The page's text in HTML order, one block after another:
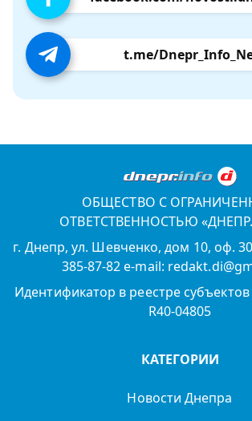
t.me/
ОБЩЕСТВО С
ОТВЕТСТВЕННОСТЬЮ
г. Днепр, ул. Шевченко, дом 10, оф.
385-87-82 e-mail:
Идентификатор в реестре
R40-04805
КАТЕГОРИИ
Новости Днепра